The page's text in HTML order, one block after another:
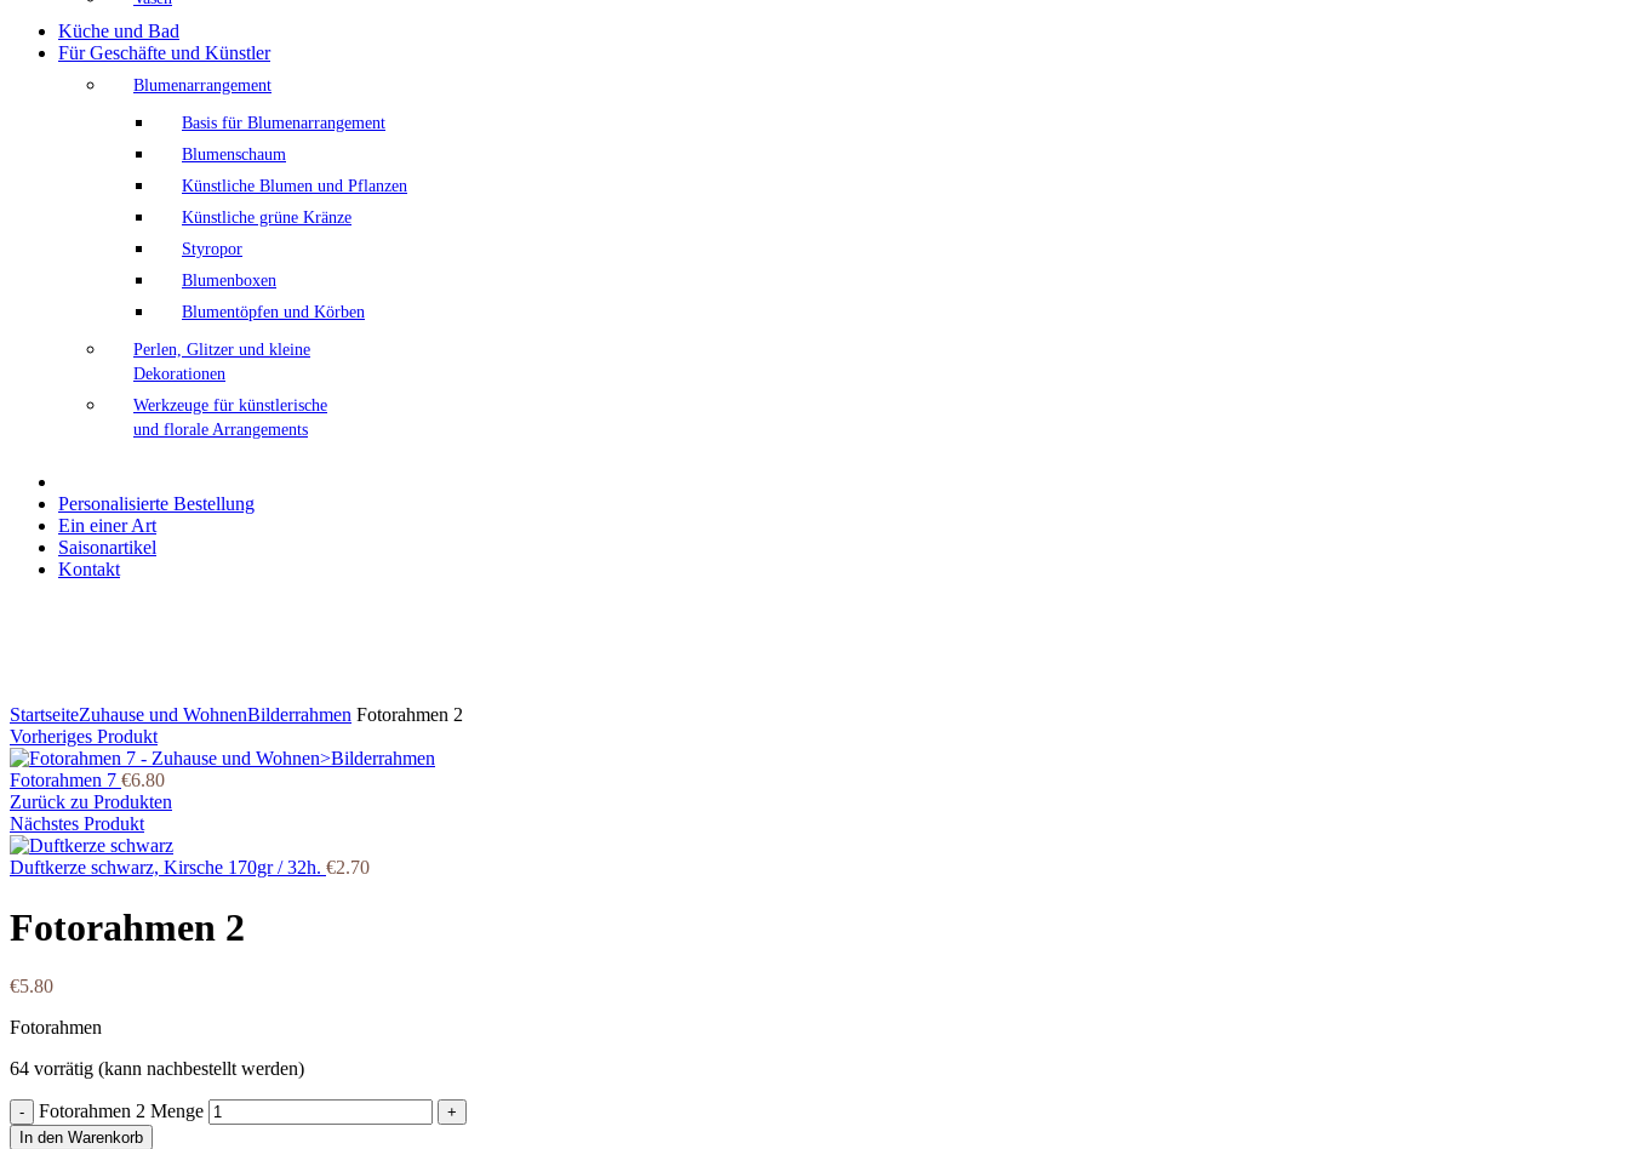
Küche und Bad
Für Geschäfte und Künstler
Blumenarrangement
Basis für Blumenarrangement
Blumenschaum
Künstliche Blumen und Pflanzen
Künstliche grüne Kränze
Styropor
Blumenboxen
Blumentöpfen und Körben
Perlen, Glitzer und kleine
Dekorationen
Werkzeuge für künstlerische
und florale Arrangements
Personalisierte Bestellung
Ein einer Art
Saisonartikel
Kontakt
StartseiteZuhause und WohnenBilderrahmen Fotorahmen 2
Vorheriges Produkt
Fotorahmen 7 €6.80
Zurück zu Produkten
Nächstes Produkt
Duftkerze schwarz, Kirsche 170gr / 32h. €2.70
Fotorahmen 2
€5.80
Fotorahmen
64 vorrätig (kann nachbestellt werden)
Fotorahmen 2 Menge
In den Warenkorb